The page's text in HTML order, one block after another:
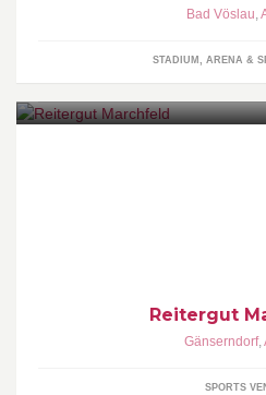
Bad Vöslau,
STADIUM, ARENA &
Reitergut
Gänserndorf,
SPORTS